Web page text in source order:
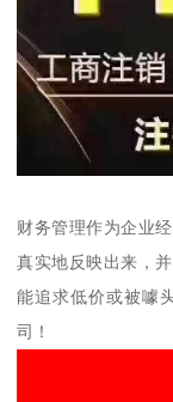
财务管理作为企业
真实地反映出来，
能追求低价或被噱
司！